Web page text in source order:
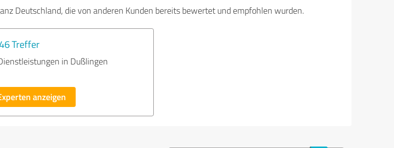
Deutschland, die von anderen Kunden bereits bewertet und empfohlen wurden.
Treffer
in Dußlingen
anzeigen